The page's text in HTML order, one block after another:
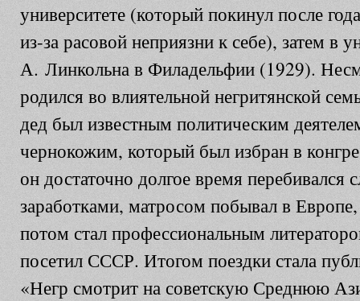
университете (который покинул после
из-за расовой неприязни к себе), затем в
А. Линкольна в Филадельфии (1929).
родился во влиятельной негритянской
дед был известным политическим
чернокожим, который был избран в
он достаточно долгое время перебивался
заработками, матросом побывал в
потом стал профессиональным
посетил СССР. Итогом поездки стала
«Негр смотрит на советскую Среднюю